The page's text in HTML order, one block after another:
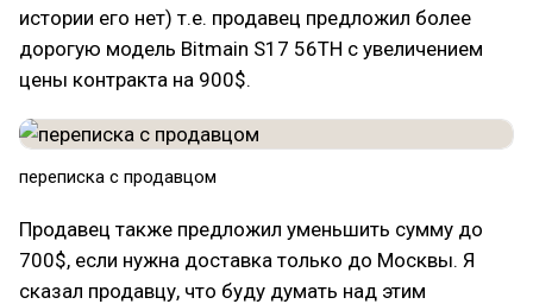
истории его нет) т.е. продавец предложил более
дорогую модель Bitmain S17 56TH с увеличением
цены контракта на 900$.
​переписка с продавцом
Продавец также предложил уменьшить сумму до
700$, если нужна доставка только до Москвы. Я
сказал продавцу, что буду думать над этим